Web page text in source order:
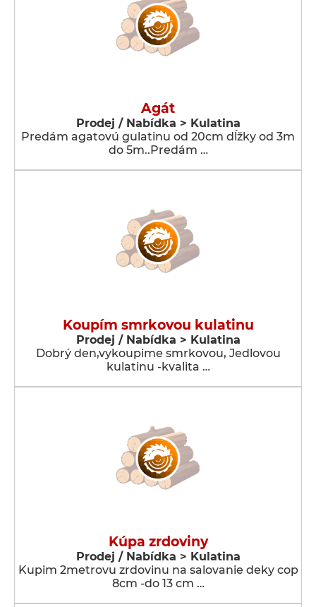
Agát
Prodej / Nabídka > Kulatina
Predám agatovú gulatinu od 20cm dĺžky od 3m
do 5m..Predám …
Koupím smrkovou kulatinu
Prodej / Nabídka > Kulatina
Dobrý den,vykoupime smrkovou, Jedlovou
kulatinu -kvalita …
Kúpa zrdoviny
Prodej / Nabídka > Kulatina
Kupim 2metrovu zrdovinu na salovanie deky cop
8cm -do 13 cm …